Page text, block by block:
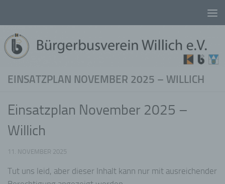
EINSATZPLAN NOVEMBER 2025 – WILLICH
Einsatzplan November 2025 –
Willich
11. NOVEMBER 2025
Tut uns leid, aber dieser Inhalt kann nur mit ausreichender